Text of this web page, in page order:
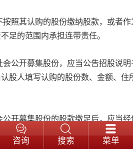
按照其认购的股份缴纳股款，或者
足的范围内承担连带责任。
会公开募集股份，应当公告招股说
股人填写认购的股份数、金额、
公开募集股份的股款缴足后，应当
公司应当制作股东名册并置备于
咨询 搜索 菜单